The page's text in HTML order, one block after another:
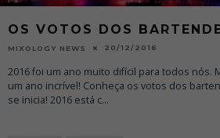
OS VOTOS DOS
MIXOLOGY NEWS 20/12/2016
2016 foi um ano muito difícil para todos nós.
um ano incrível! Conheça os votos dos
se inicia! 2016 está c...